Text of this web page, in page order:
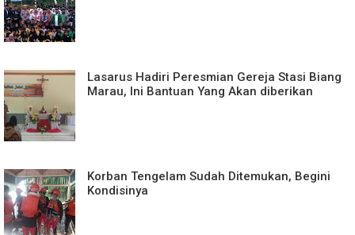
Lasarus Hadiri Peresmian Gereja Stasi Biang
Marau, Ini Bantuan Yang Akan diberikan
Korban Tengelam Sudah Ditemukan, Begini
Kondisinya